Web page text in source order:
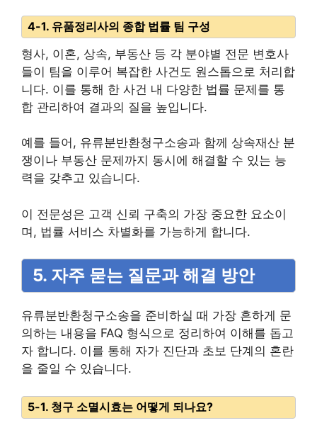
4-1. 유품정리사의 종합 법률 팀 구성
형사, 이혼, 상속, 부동산 등 각 분야별 전문 변호사
들이 팀을 이루어 복잡한 사건도 원스톱으로 처리합
니다. 이를 통해 한 사건 내 다양한 법률 문제를 통
합 관리하여 결과의 질을 높입니다.
예를 들어, 유류분반환청구소송과 함께 상속재산 분
쟁이나 부동산 문제까지 동시에 해결할 수 있는 능
력을 갖추고 있습니다.
이 전문성은 고객 신뢰 구축의 가장 중요한 요소이
며, 법률 서비스 차별화를 가능하게 합니다.
5. 자주 묻는 질문과 해결 방안
유류분반환청구소송을 준비하실 때 가장 흔하게 문
의하는 내용을 FAQ 형식으로 정리하여 이해를 돕고
자 합니다. 이를 통해 자가 진단과 초보 단계의 혼란
을 줄일 수 있습니다.
5-1. 청구 소멸시효는 어떻게 되나요?